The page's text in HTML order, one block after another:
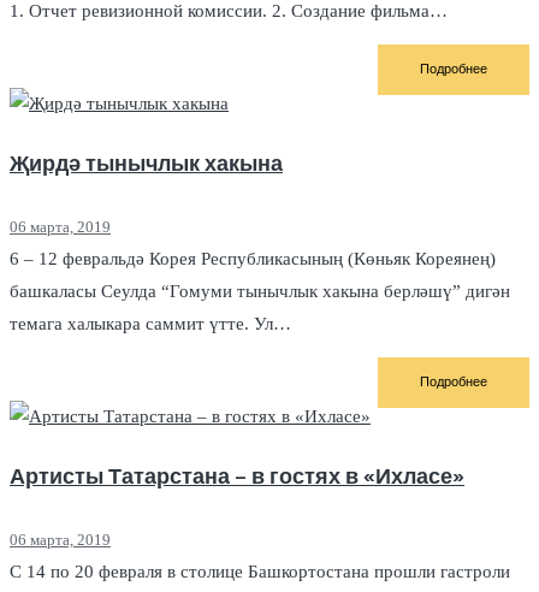
1. Отчет ревизионной комиссии. 2. Создание фильма…
Подробнее
Җирдә тынычлык хакына
06 марта, 2019
6 – 12 февральдә Корея Республикасының (Көньяк Кореянең)
башкаласы Сеулда “Гомуми тынычлык хакына берләшү” дигән
темага халыкара саммит үтте. Ул…
Подробнее
Артисты Татарстана – в гостях в «Ихласе»
06 марта, 2019
С 14 по 20 февраля в столице Башкортостана прошли гастроли